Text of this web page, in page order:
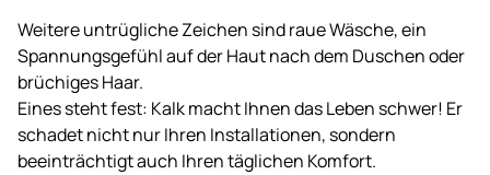
Weitere untrügliche Zeichen sind raue Wäsche, ein
Spannungsgefühl auf der Haut nach dem Duschen oder
brüchiges Haar.
Eines steht fest: Kalk macht Ihnen das Leben schwer! Er
schadet nicht nur Ihren Installationen, sondern
beeinträchtigt auch Ihren täglichen Komfort.